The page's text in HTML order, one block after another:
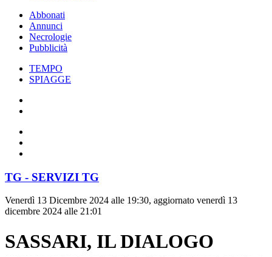
Abbonati
Annunci
Necrologie
Pubblicità
TEMPO
SPIAGGE
TG - SERVIZI TG
Venerdì 13 Dicembre 2024 alle 19:30, aggiornato venerdì 13
dicembre 2024 alle 21:01
SASSARI, IL DIALOGO